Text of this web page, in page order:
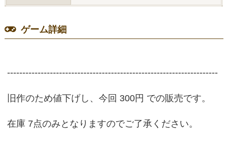
ゲーム詳細
---------------------------------------------------------------------
旧作のため値下げし、今回 300円 での販売です。
在庫 7点のみとなりますのでご了承ください。